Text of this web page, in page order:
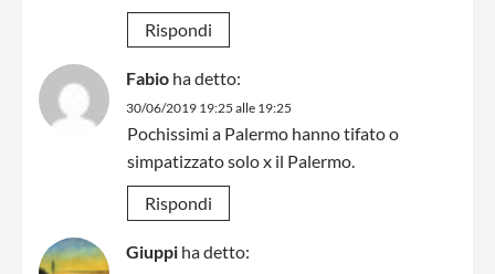
Rispondi
Fabio ha detto:
30/06/2019 19:25 alle 19:25
Pochissimi a Palermo hanno tifato o
simpatizzato solo x il Palermo.
Rispondi
Giuppi ha detto: